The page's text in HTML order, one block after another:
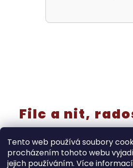
Tento web používá soubory
procházením tohoto webu
jejich používáním. Více informací
Filc a nit,